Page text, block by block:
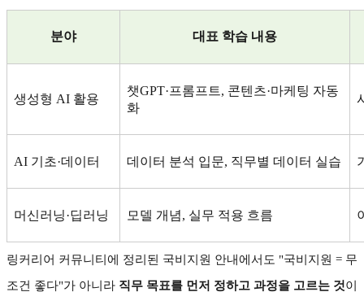
분야 대표 학습 내용
생성형 AI 활용
챗GPT·프롬프트, 콘텐츠·마케팅 자동
화
AI 기초·데이터 데이터 분석 입문, 직무별 데이터 실습
머신러닝·딥러닝 모델 개념, 실무 적용 흐름
링커리어 커뮤니티에 정리된 국비지원 안내에서도 "국비지원 = 무
조건 좋다"가 아니라 직무 목표를 먼저 정하고 과정을 고르는 것이